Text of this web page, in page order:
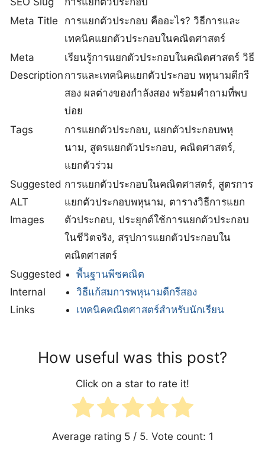
Meta Title
การแยกตัวประกอบ คืออะไร? วิธีการและ
เทคนิคแยกตัวประกอบในคณิตศาสตร์
Meta
Description
เรียนรู้การแยกตัวประกอบในคณิตศาสตร์ วิธี
การและเทคนิคแยกตัวประกอบ พหุนามดีกรี
สอง ผลต่างของกำลังสอง พร้อมคำถามที่พบ
บ่อย
Tags
การแยกตัวประกอบ, แยกตัวประกอบพหุ
นาม, สูตรแยกตัวประกอบ, คณิตศาสตร์,
แยกตัวร่วม
Suggested
ALT
Images
การแยกตัวประกอบในคณิตศาสตร์, สูตรการ
แยกตัวประกอบพหุนาม, ตารางวิธีการแยก
ตัวประกอบ, ประยุกต์ใช้การแยกตัวประกอบ
ในชีวิตจริง, สรุปการแยกตัวประกอบใน
คณิตศาสตร์
Suggested
Internal
Links
พื้นฐานพีชคณิต
วิธีแก้สมการพหุนามดีกรีสอง
เทคนิคคณิตศาสตร์สำหรับนักเรียน
How useful was this post?
Click on a star to rate it!
Average rating 5/ 5. Vote count: 1